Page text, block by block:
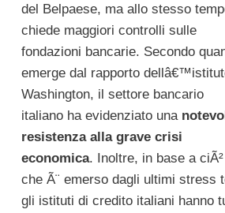
del Belpaese, ma allo stesso
chiede maggiori controlli sulle
fondazioni bancarie. Secondo
emerge dal rapporto
Washington, il settore bancario
italiano ha evidenziato una
resistenza alla grave crisi
economica. Inoltre, in base a ciÃ²
che Ã¨ emerso dagli ultimi stress
gli istituti di credito italiani hanno